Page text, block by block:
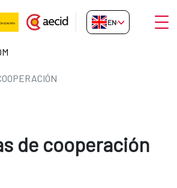
cooperación
EN-GB
de cooperación